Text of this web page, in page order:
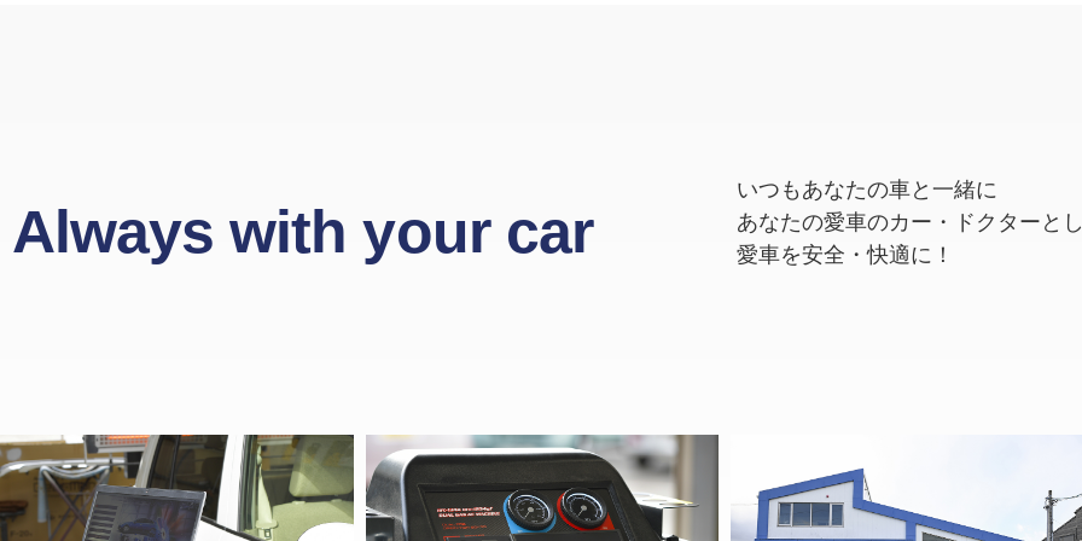
Always with your car
いつもあなたの車と一緒に
あなたの愛車のカー・ドクターと
愛車を安全・快適に！